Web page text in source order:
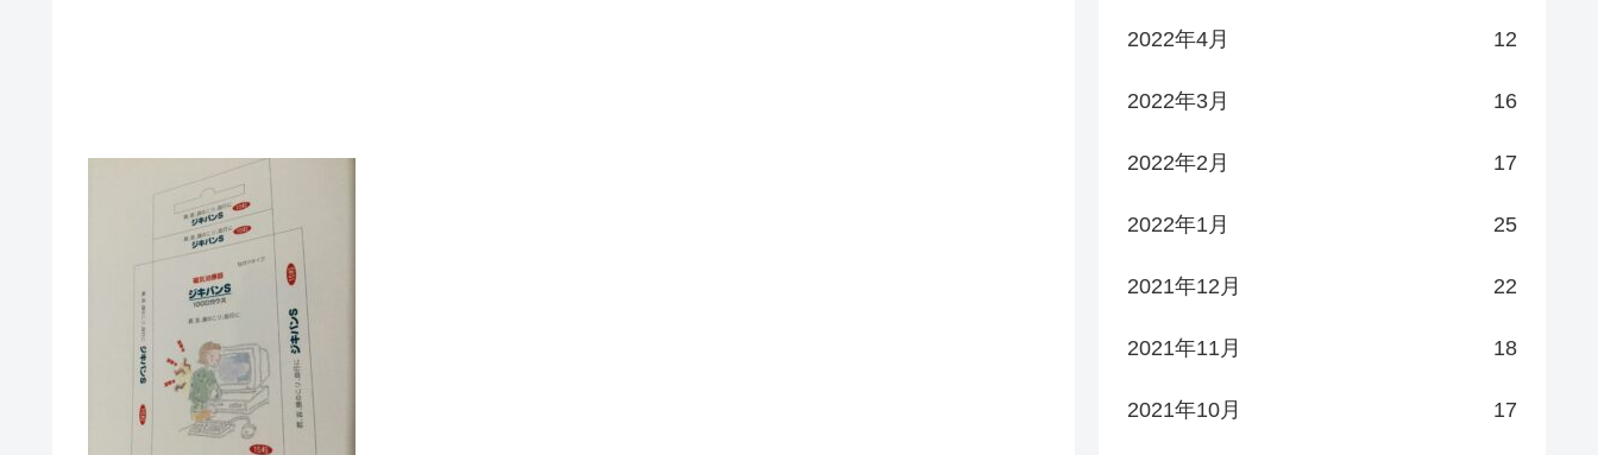
2022年4月 12
2022年3月 16
2022年2月 17
2022年1月 25
2021年12月 22
2021年11月 18
2021年10月 17